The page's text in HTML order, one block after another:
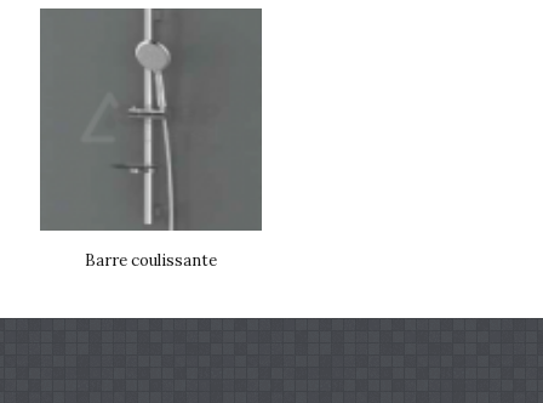
Barre coulissante